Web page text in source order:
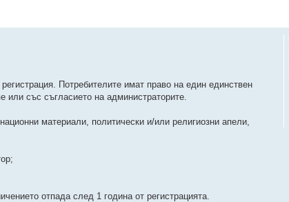
Потребителите имат право на един единствен
със съгласието на администраторите.
материали, политически и/или религиозни апели,
отпада след 1 година от регистрацията.